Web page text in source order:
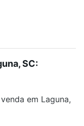
SC:
em Laguna,